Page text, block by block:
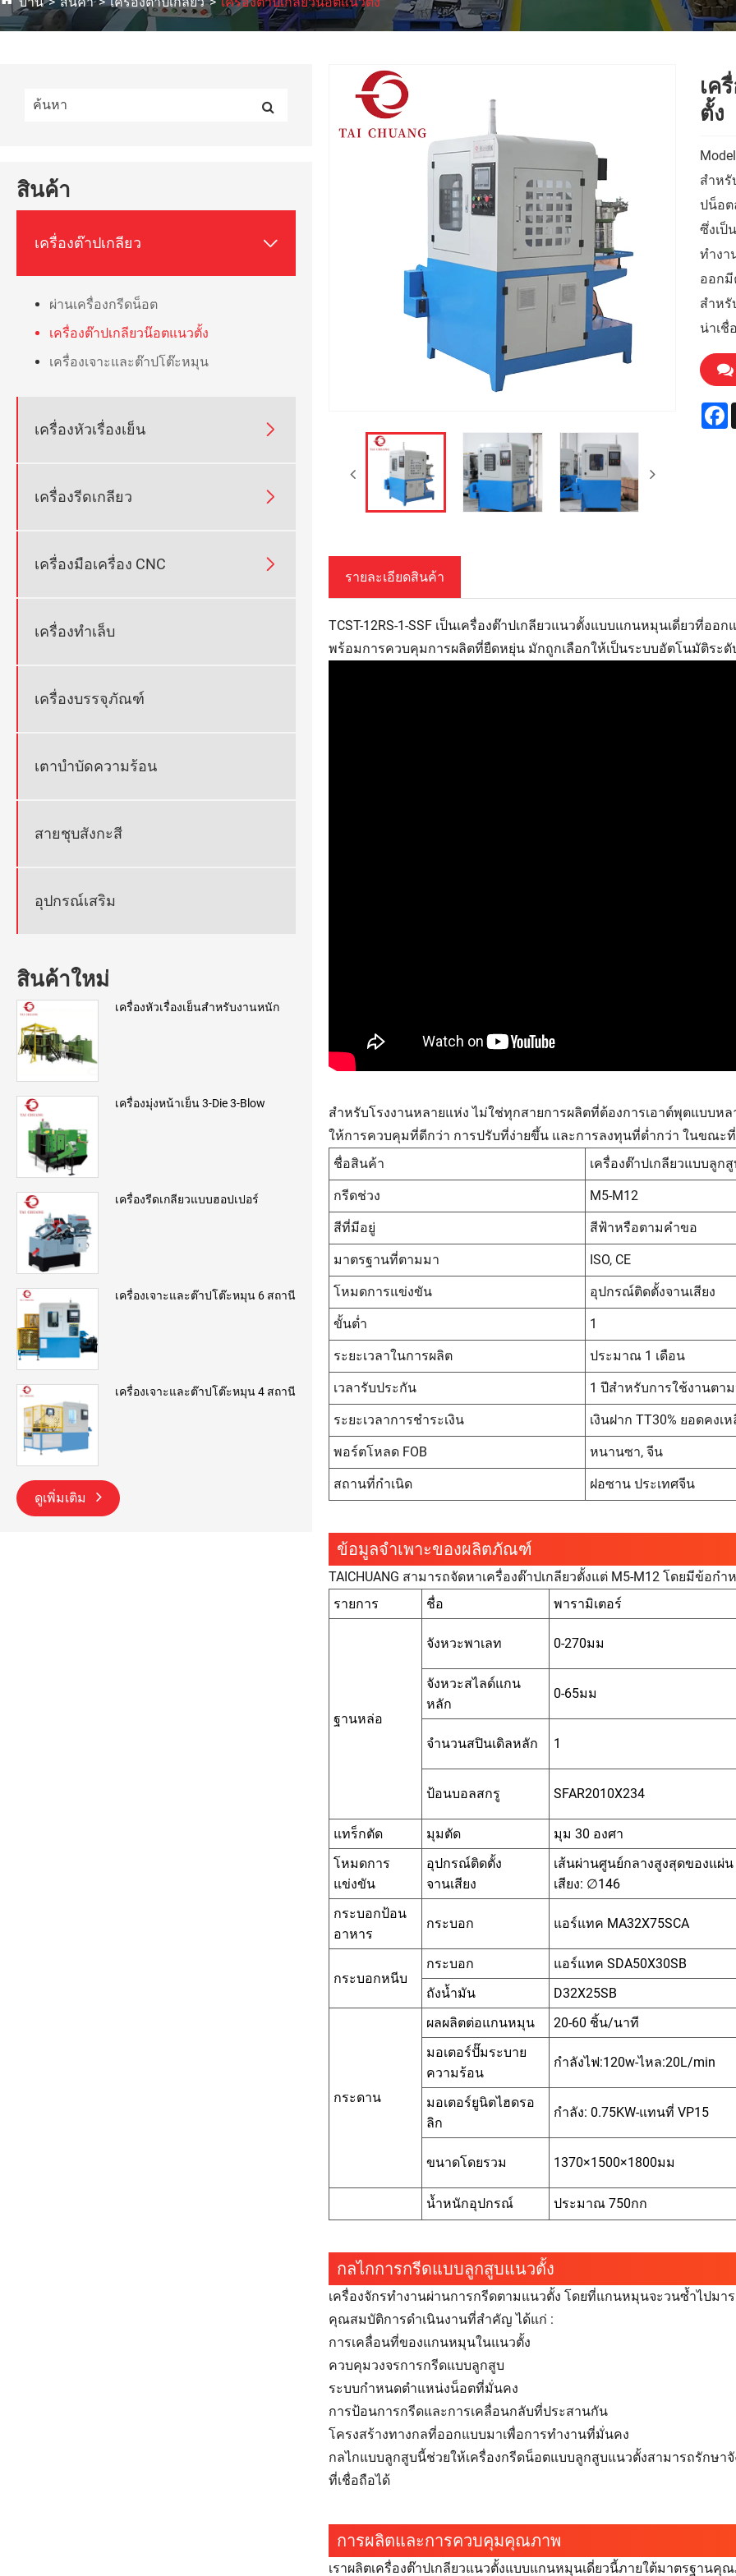
สินค้า
เครื่องต๊าปเกลียว 
ผ่านเครื่องกรีดน็อต
เครื่องต๊าปเกลียวน๊อตแนวตั้ง
เครื่องเจาะและต๊าปโต๊ะหมุน
เครื่องหัวเรื่องเย็น 
เครื่องรีดเกลียว 
เครื่องมือเครื่อง CNC 
เครื่องทำเล็บ
เครื่องบรรจุภัณฑ์
เตาบำบัดความร้อน
สายชุบสังกะสี
อุปกรณ์เสริม
สินค้าใหม่
เครื่องหัวเรื่องเย็นสำหรับงานหนัก
เครื่องมุ่งหน้าเย็น 3-Die 3-Blow
เครื่องรีดเกลียวแบบฮอปเปอร์
เครื่องเจาะและต๊าปโต๊ะหมุน 6 สถานี
เครื่องเจาะและต๊าปโต๊ะหมุน 4 สถานี
ดูเพิ่มเติม
เค
ตั้ง
สำหรั
ปน็อต
ซึ่งเป็
ทำงา
ออกมี
สำหรั
น่าเชื่
รายละเอียดสินค้า
TCST-12RS-1-SSF เป็นเครื่องต๊าปเกลียวแนวตั้งแบบแกนหมุนเดี่ยวที่
พร้อมการควบคุมการผลิตที่ยืดหยุ่น มักถูกเลือกให้เป็นระบบอัตโนมัติระดั
สำหรับโรงงานหลายแห่ง ไม่ใช่ทุกสายการผลิตที่ต้องการเอาต์พุตแบบห
ให้การควบคุมที่ดีกว่า การปรับที่ง่ายขึ้น และการลงทุนที่ต่ำกว่า ในขณะ
ชื่อสินค้า
เครื่องต๊าปเกลียวแบบลูก
กรีดช่วง M5-M12
สีที่มีอยู่ สีฟ้าหรือตามคำขอ
มาตรฐานที่ตามมา ISO, CE
โหมดการแข่งขัน อุปกรณ์ติดตั้งจานเสียง
ขั้นต่ำ 1
ระยะเวลาในการผลิต ประมาณ 1 เดือน
เวลารับประกัน 1 ปีสำหรับการใช้งานตา
ระยะเวลาการชำระเงิน เงินฝาก TT30% ยอดคงเ
พอร์ตโหลด FOB หนานซา, จีน
สถานที่กำเนิด ฝอซาน ประเทศจีน
ข้อมูลจำเพาะของผลิตภัณฑ์
TAICHUANG สามารถจัดหาเครื่องต๊าปเกลียวตั้งแต่ M5-M12 โดยมีข้อกำ
รายการ
ชื่อ พารามิเตอร์
ฐานหล่อ
จังหวะพาเลท 0-270มม
จังหวะสไลด์แกน
หลัก
0-65มม
จำนวนสปินเดิลหลัก 1
ป้อนบอลสกรู SFAR2010X234
แทร็กตัด
มุมตัด มุม 30 องศา
โหมดการ
แข่งขัน
อุปกรณ์ติดตั้ง
จานเสียง
เส้นผ่านศูนย์กลางสูงสุดของแผ่น
เสียง: ∅146
กระบอกป้อน
อาหาร
กระบอก แอร์แทค MA32X75SCA
กระบอกหนีบ
กระบอก แอร์แทค SDA50X30SB
ถังน้ำมัน
D32X25SB
กระดาน
ผลผลิตต่อแกนหมุน 20-60 ชิ้น/นาที
มอเตอร์ปั๊มระบาย
ความร้อน
กำลังไฟ:120w-ไหล:20L/min
มอเตอร์ยูนิตไฮดรอ
ลิก
กำลัง: 0.75KW-แทนที่ VP15
ขนาดโดยรวม 1370×1500×1800มม
น้ำหนักอุปกรณ์ ประมาณ 750กก
กลไกการกรีดแบบลูกสูบแนวตั้ง
เครื่องจักรทำงานผ่านการกรีดตามแนวตั้ง โดยที่แกนหมุนจะวนซ้ำไปมาร
คุณสมบัติการดำเนินงานที่สำคัญ ได้แก่ :
การเคลื่อนที่ของแกนหมุนในแนวตั้ง
ควบคุมวงจรการกรีดแบบลูกสูบ
ระบบกำหนดตำแหน่งน็อตที่มั่นคง
การป้อนการกรีดและการเคลื่อนกลับที่ประสานกัน
โครงสร้างทางกลที่ออกแบบมาเพื่อการทำงานที่มั่นคง
กลไกแบบลูกสูบนี้ช่วยให้เครื่องกรีดน็อตแบบลูกสูบแนวตั้งสามารถรักษา
ที่เชื่อถือได้
การผลิตและการควบคุมคุณภาพ
เราผลิตเครื่องต๊าปเกลียวแนวตั้งแบบแกนหมุนเดี่ยวนี้ภายใต้มาตรฐาน